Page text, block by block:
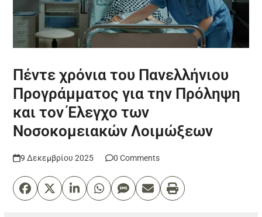
Πέντε χρόνια του Πανελλήνιου
Προγράμματος για την Πρόληψη
και τον Έλεγχο των
Νοσοκομειακών Λοιμώξεων
9 Δεκεμβρίου 2025 0 Comments